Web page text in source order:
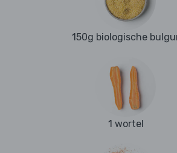
150g biologische
1 wortel